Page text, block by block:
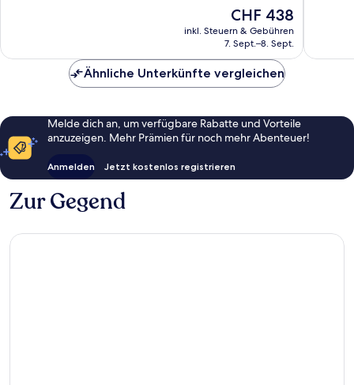
Der
Preis
beträgt
CHF 438
inkl. Steuern & Gebühren
7. Sept.–8. Sept.
Ähnliche Unterkünfte vergleichen
Melde dich an, um verfügbare Rabatte und Vorteile
anzuzeigen. Mehr Prämien für noch mehr Abenteuer!
Anmelden Jetzt kostenlos registrieren
Zur Gegend